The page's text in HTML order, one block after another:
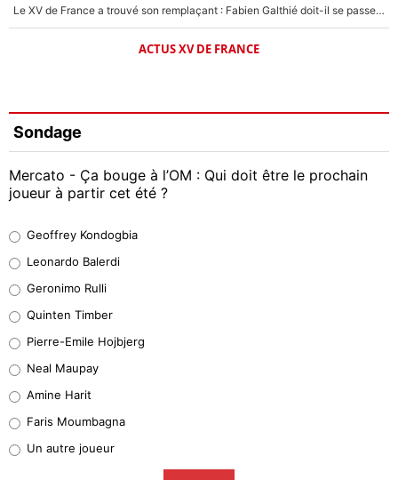
Le XV de France a trouvé son remplaçant : Fabien Galthié doit-il se passer d'Antoine Dupont ?
ACTUS XV DE FRANCE
Sondage
Mercato - Ça bouge à l’OM : Qui doit être le prochain
joueur à partir cet été ?
38%
32%
5%
1%
9%
Geoffrey Kondogbia
Leonardo Balerdi
Geronimo Rulli
Quinten Timber
Pierre-Emile Hojbjerg
Neal Maupay
Amine Harit
Faris Moumbagna
Un autre joueur